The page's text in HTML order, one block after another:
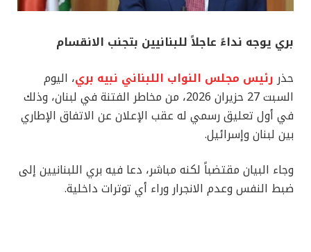
بري يوجه نداءً عاجلاً للبنانيين بتجنب الانقسام
حذر رئيس مجلس النواب اللبناني نبيه بري، اليوم
السبت 27 حزيران 2026، من مخاطر الفتنة في لبنان، وذلك
في أول تعليق رسمي له عقب الإعلان عن الاتفاق الإطاري
بين لبنان وإسرائيل.
وجاء البيان مقتضباً لكنه مباشر، دعا فيه بري اللبنانيين إلى
ضبط النفس وعدم الانجرار وراء أي توترات داخلية.